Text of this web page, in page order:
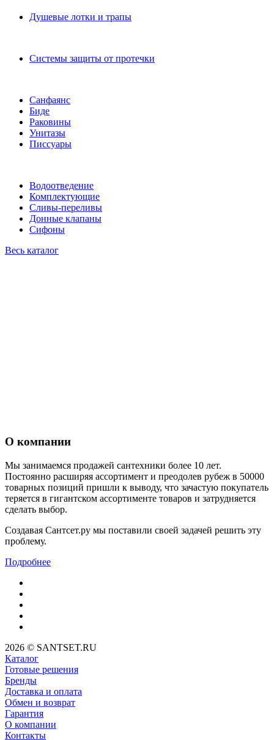
Душевые лотки и трапы
Системы защиты от протечки
Санфаянс
Биде
Раковины
Унитазы
Писсуары
Водоотведение
Комплектующие
Сливы-переливы
Донные клапаны
Сифоны
Весь каталог
О компании
Мы занимаемся продажей сантехники более 10 лет.
Постоянно расширяя ассортимент и преодолев рубеж в 50000
товарных позиций пришли к выводу, что зачастую покупатель
теряется в гигантском ассортименте товаров и затрудняется
сделать выбор.
Создавая Сантсет.ру мы поставили своей задачей решить эту
проблему.
Подробнее
2026 © SANTSET.RU
Каталог
Готовые решения
Бренды
Доставка и оплата
Обмен и возврат
Гарантия
О компании
Контакты